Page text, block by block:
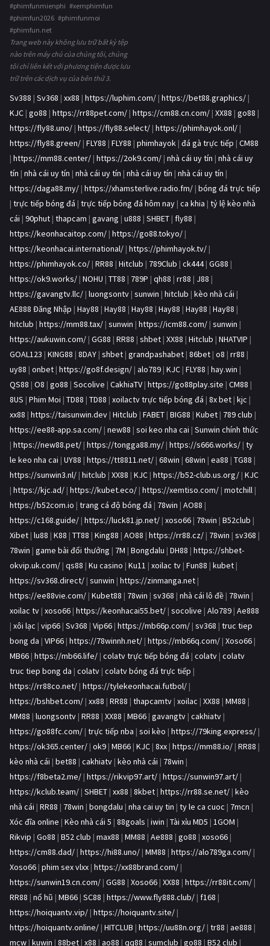
#phimfunmienphi #xemphimfun
#phimfun2026 #phimfunmoi
#phimfun.net
Trang web này không lưu trữ bất kỳ tệp
nào trên máy chủ của chúng tôi, chúng
tôi chỉ liên kết với phương tiện được lưu
trữ trên các dịch vụ của bên thứ 3.
Sv388 | Sv368 | xx88 | https://luphim.com/ | https://bet88.graphics/ |
KJC | go88 | https://rr88pet.com/ | https://cm88.cn.com/ | XX88 | go88 |
https://fly88.uno/ | https://fly88.select/ | https://phimhayok.onl/ |
https://fly88.green/ | FLY88 | FLY88 | phimhayok | đá gà trực tiếp | CM88
| https://mm88.center/ | https://2ok9.com/ | nhà cái uy tín | nhà cái uy
tín | nhà cái uy tín | nhà cái uy tín | nhà cái uy tín | nhà cái uy tín |
https://daga88.my/ | https://xhamsterlive.radio.fm/ | bóng đá trực tiếp
| trực tiếp bóng đá | trực tiếp bóng đá hôm nay | ca khia | tỷ lệ kèo nhà
cái | 90phut | thapcam | gavang | u888 | SHBET | fly88 |
https://keonhacaitop.com/ | https://go88.tokyo/ |
https://keonhacai.international/ | https://phimhayok.tv/ |
https://phimhayok.co/ | RR88 | Hitclub | 789Club | ck444| GG88 |
https://ok9.works/ | NOHU | TT88 | 789P | qh88 | rr88 | J88 |
https://gavangtv.llc/ | luongsontv | sunwin | hitclub | kèo nhà cái |
AE888 Đăng Nhập | Hay88 | Hay88 | Hay88 | Hay88 | Hay88 | Hay88 |
hitclub | https://mm88.tax/ | sunwin | https://icm88.com/ | sunwin |
https://aukuwin.com/ | GG88 | RR88 | shbet | XX88 | Hitclub | NHATVIP |
GOAL123 | KING88 | 8DAY | shbet | grandpashabet | 86bet | o8 | rr88 |
uy88 | onbet | https://go8f.design/ | alo789 | KJC | FLY88 | hay.win |
QS88 | O8 | go88 | Socolive | CakhiaTV | https://go88play.site | CM88 |
8US | Phim Moi | TD88 | TD88 | xoilactv trực tiếp bóng đá | 8x bet | kjc |
xx88 | https://taisunwin.dev | Hitclub | FABET | BIG88 | Kubet | 789 club |
https://ee88-app.sa.com/ | new88 | soi keo nha cai | Sunwin chính thức
| https://new88.pet/ | https://tongga88.my/ | https://s666.works/ | ty
le keo nha cai | UY88 | https://tt8811.net/ | 68win | 68win | ea88 | TG88 |
https://sunwin3.nl/ | hitclub | XX88 | KJC | https://b52-club.us.org/ | KJC
| https://kjc.ad/ | https://kubet.eco/ | https://xemtiso.com/ | motchill |
https://b52com.io | trang cá độ bóng đá | 78win | AO88 |
https://c168.guide/ | https://luck81.jp.net/ | xoso66 | 78win | B52club |
Xibet | lu88 | K88 | TT88 | King88 | AO88 | https://rr88.cz/ | 78win | sv368 |
78win | game bài đổi thưởng | 7M | Bongdalu | DH88 | https://shbet-
okvip.uk.com/ | qs88 | Ku casino | Ku11 | xoilac tv | Fun88 | kubet |
https://sv368.direct/ | sunwin | https://zinmanga.net |
https://ee88vie.com/ | Kubet88 | 78win | sv368 | nhà cái lô đề | 78win |
xoilac tv | xoso66 | https://keonhacai55.bet/ | socolive | Alo789 | Ae888
| xôi lạc | vip66 | Sv368 | Vip66 | https://mb66p.com/ | sv368 | truc tiep
bong da | VIP66 | https://78winnh.net/ | https://mb66q.com/ | Xoso66 |
MB66 | https://mb66.life/ | colatv trực tiếp bóng đá | colatv | colatv
truc tiep bong da | colatv | colatv bóng đá trực tiếp |
https://rr88co.net/ | https://tylekeonhacai.futbol/ |
https://bshbet.com/ | xx88 | RR88 | thapcamtv | xoilac | XX88 | MM88 |
MM88 | luongsontv | RR88 | XX88 | MB66 | gavangtv | cakhiatv |
https://go88fc.com/ | trực tiếp nba | soi kèo | https://79king.express/ |
https://ok365.center/ | ok9 | MB66 | KJC | 8xx | https://mm88.io/ | RR88 |
kèo nhà cái | bet88 | cakhiatv | kèo nhà cái | 78win |
https://f8beta2.me/ | https://rikvip97.art/ | https://sunwin97.art/ |
https://kclub.team/ | SHBET | xx88 | 8kbet | https://rr88.se.net/ | kèo
nhà cái | RR88 | 78win | bongdalu | nha cai uy tin | ty le ca cuoc | 7mcn |
Xóc đĩa online | Kèo nhà cái 5 | 88goals | iwin | Tài xỉu MD5 | 1GOM |
Rikvip | Go88 | B52 club | max88 | MM88 | Ae888 | go88 | xoso66 |
https://cm88.dad/ | https://hi88.uno/ | MM88 | https://alo789ga.com/ |
Xoso66 | phim sex vlxx | https://xx88brand.com/ |
https://sunwin19.cn.com/ | GG88 | Xoso66 | XX88 | https://rr88it.com/ |
RR88 | nổ hũ | MB66 | SC88 | https://www.fly888.club/ | f168 |
https://hoiquantv.vip/ | https://hoiquantv.site/ |
https://hoiquantv.online/ | HITCLUB | https://uu88n.org/ | tr88 | ae888 |
mcw | kuwin | 88bet | x88 | ao88 | qq88 | sumclub | go88 | B52 club |